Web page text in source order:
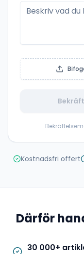
Kostnadsfri offert
Därför
30 000+